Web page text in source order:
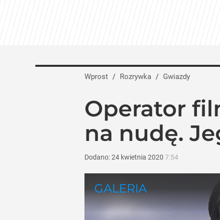
Rojek zaskakuje po 19 latach OFF
Jesień pełna hitów w TVN. Jubileusze,
Wprost / Rozrywka / Gwiazdy
Operator
na nudę.
Dodano:24 kwietnia 2020 7:54